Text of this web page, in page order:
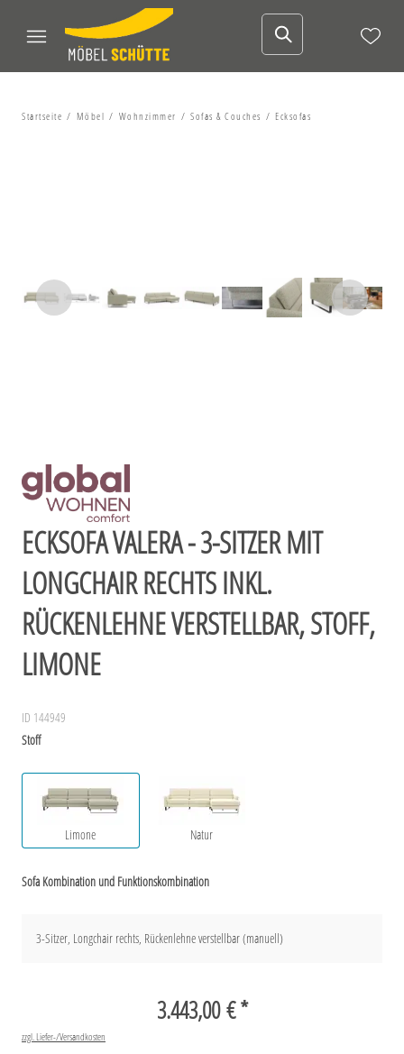
Startseite Möbel Wohnzimmer Sofas & Couches Ecksofas
ECKSOFA VALERA - 3-SITZER MIT
LONGCHAIR RECHTS INKL.
RÜCKENLEHNE VERSTELLBAR, STOFF,
LIMONE
ID 144949
Stoff
Limone Natur
Sofa Kombination und Funktionskombination
3-Sitzer, Longchair rechts, Rückenlehne verstellbar (manuell)
3.443,00 € *
zzgl. Liefer-/Versandkosten